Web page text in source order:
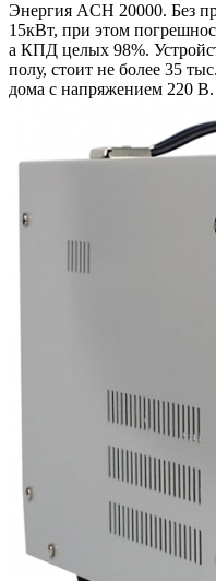
Энергия ACH 20000. Без
15кВт, при этом
а КПД целых 98%.
полу, стоит не более 35
дома с напряжением 220 В.